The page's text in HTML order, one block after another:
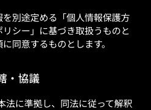
別途定める「個人情報保護方
シー」に基づき取扱うものと
同意するものとします。
・協議
法に準拠し、同法に従って解釈